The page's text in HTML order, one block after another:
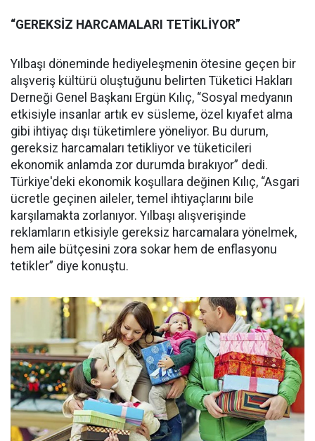
“GEREKSİZ HARCAMALARI TETİKLİYOR”
Yılbaşı döneminde hediyeleşmenin ötesine geçen bir
alışveriş kültürü oluştuğunu belirten Tüketici Hakları
Derneği Genel Başkanı Ergün Kılıç, “Sosyal medyanın
etkisiyle insanlar artık ev süsleme, özel kıyafet alma
gibi ihtiyaç dışı tüketimlere yöneliyor. Bu durum,
gereksiz harcamaları tetikliyor ve tüketicileri
ekonomik anlamda zor durumda bırakıyor” dedi.
Türkiye'deki ekonomik koşullara değinen Kılıç, “Asgari
ücretle geçinen aileler, temel ihtiyaçlarını bile
karşılamakta zorlanıyor. Yılbaşı alışverişinde
reklamların etkisiyle gereksiz harcamalara yönelmek,
hem aile bütçesini zora sokar hem de enflasyonu
tetikler” diye konuştu.